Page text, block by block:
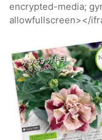
encrypted-media;
allowfullscreen></